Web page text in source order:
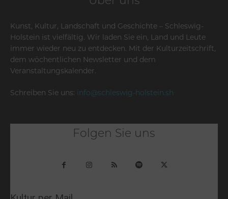
Kunst, Kultur, Landschaft und Geschichte – Schleswig-
Holstein ist vielfältig. Wir laden Sie ein, Land und Leute
immer wieder neu zu entdecken. Mit der Kulturzeitschrift,
dem wöchentlichen Newsletter und dem
Veranstaltungskalender.
Schreiben Sie uns: info@schleswig-holstein.sh
Folgen Sie uns